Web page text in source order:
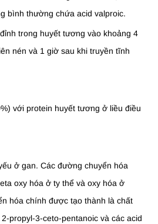
bình thường chứa acid valproic.
trong huyết tương vào khoảng 4
nén và 1 giờ sau khi truyền tĩnh
với protein huyết tương ở liều điều
ở gan. Các đường chuyển hóa
oxy hóa ở ty thể và oxy hóa ở
hóa chính được tạo thành là chất
propyl-3-ceto-pentanoic và các acid